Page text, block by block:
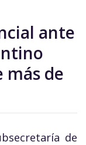
ante
de
de